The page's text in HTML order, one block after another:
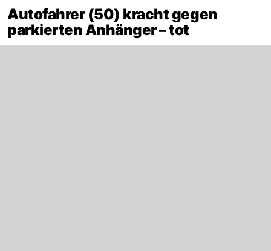
Autofahrer (50) kracht gegen
parkierten Anhänger – tot